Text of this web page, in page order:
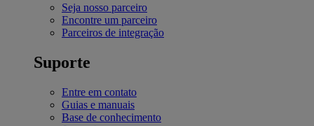
Seja nosso parceiro
Encontre um parceiro
Parceiros de integração
Suporte
Entre em contato
Guias e manuais
Base de conhecimento